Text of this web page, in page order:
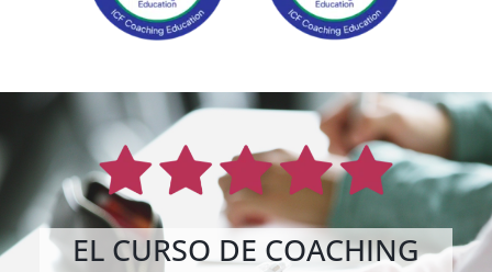
EL CURSO DE COACHING